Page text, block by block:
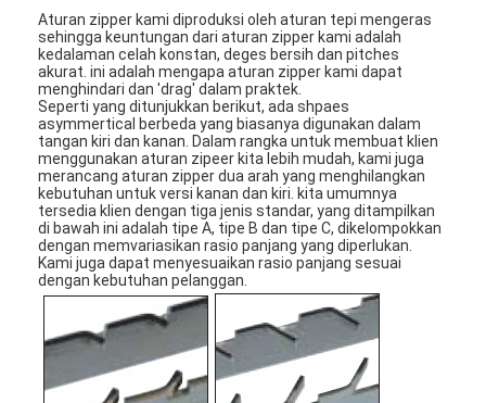
Aturan zipper kami diproduksi oleh aturan tepi mengeras
sehingga keuntungan dari aturan zipper kami adalah
kedalaman celah konstan, deges bersih dan pitches
akurat. ini adalah mengapa aturan zipper kami dapat
menghindari dan 'drag' dalam praktek.
Seperti yang ditunjukkan berikut, ada shpaes
asymmertical berbeda yang biasanya digunakan dalam
tangan kiri dan kanan. Dalam rangka untuk membuat klien
menggunakan aturan zipeer kita lebih mudah, kami juga
merancang aturan zipper dua arah yang menghilangkan
kebutuhan untuk versi kanan dan kiri. kita umumnya
tersedia klien dengan tiga jenis standar, yang ditampilkan
di bawah ini adalah tipe A, tipe B dan tipe C, dikelompokkan
dengan memvariasikan rasio panjang yang diperlukan.
Kami juga dapat menyesuaikan rasio panjang sesuai
dengan kebutuhan pelanggan.